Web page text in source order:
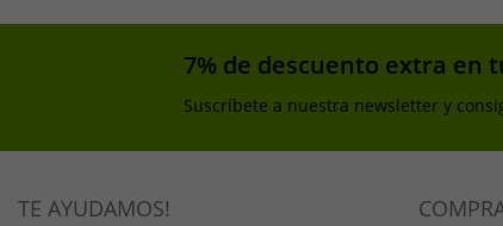
7% de descuento extra en
Suscríbete a nuestra newsletter y
TE AYUDAMOS!